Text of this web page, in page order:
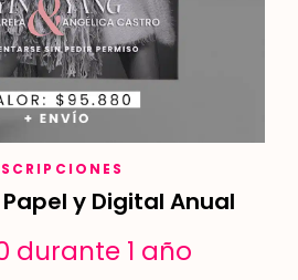
y Digital Anual
durante 1 año